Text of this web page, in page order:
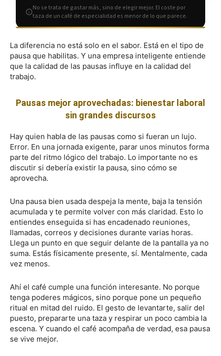
No se trata de gastar más, sino de elegir mejor. El coste por
taza de un café de especialidad es menor de lo que parece.
La diferencia no está solo en el sabor. Está en el tipo de
pausa que habilitas. Y una empresa inteligente entiende
que la calidad de las pausas influye en la calidad del
trabajo.
Pausas mejor aprovechadas: bienestar laboral
sin grandes discursos
Hay quien habla de las pausas como si fueran un lujo.
Error. En una jornada exigente, parar unos minutos forma
parte del ritmo lógico del trabajo. Lo importante no es
discutir si debería existir la pausa, sino cómo se
aprovecha.
Una pausa bien usada despeja la mente, baja la tensión
acumulada y te permite volver con más claridad. Esto lo
entiendes enseguida si has encadenado reuniones,
llamadas, correos y decisiones durante varias horas.
Llega un punto en que seguir delante de la pantalla ya no
suma. Estás físicamente presente, sí. Mentalmente, cada
vez menos.
Ahí el café cumple una función interesante. No porque
tenga poderes mágicos, sino porque pone un pequeño
ritual en mitad del ruido. El gesto de levantarte, salir del
puesto, prepararte una taza y respirar un poco cambia la
escena. Y cuando el café acompaña de verdad, esa pausa
se vive mejor.